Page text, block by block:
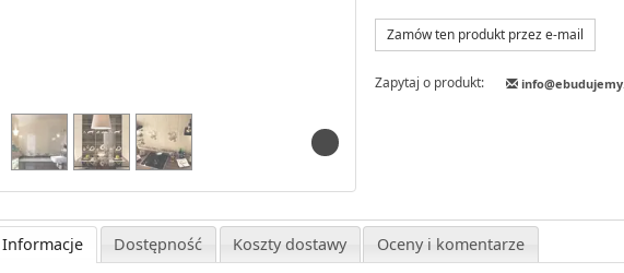
Zamów ten produkt przez e-mail
Zapytaj o produkt:
Informacje Dostępność Koszty dostawy Oceny i komentarze